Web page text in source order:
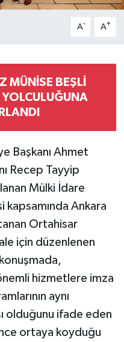
A- A+
MÜNİSE BEŞLİ
Başkanı Ahmet
Recep Tayyip
Mülki İdare
Ankara
Ortahisar
için düzenlenen
hizmetlere imza
aynı
olduğunu ifade eden
ortaya koyduğu